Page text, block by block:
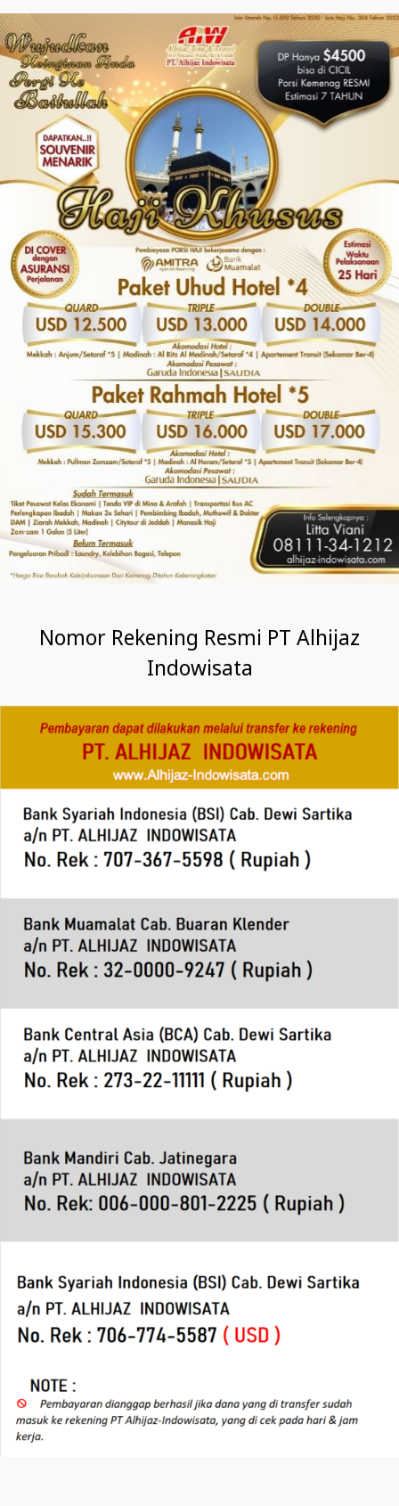
Nomor Rekening Resmi PT Alhijaz
Indowisata